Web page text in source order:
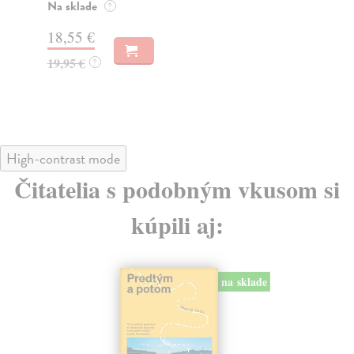
Na sklade
31,21 €
32,85 €
High-contrast mode
Čitatelia s podobným vkusom si
kúpili aj: